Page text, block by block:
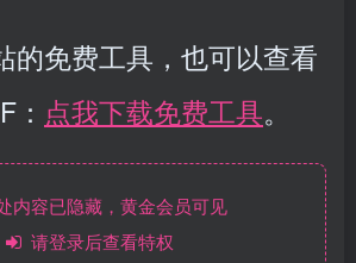
的免费工具，也可以查看
点我下载免费工具。
容已隐藏，黄金会员可见
请登录后查看特权